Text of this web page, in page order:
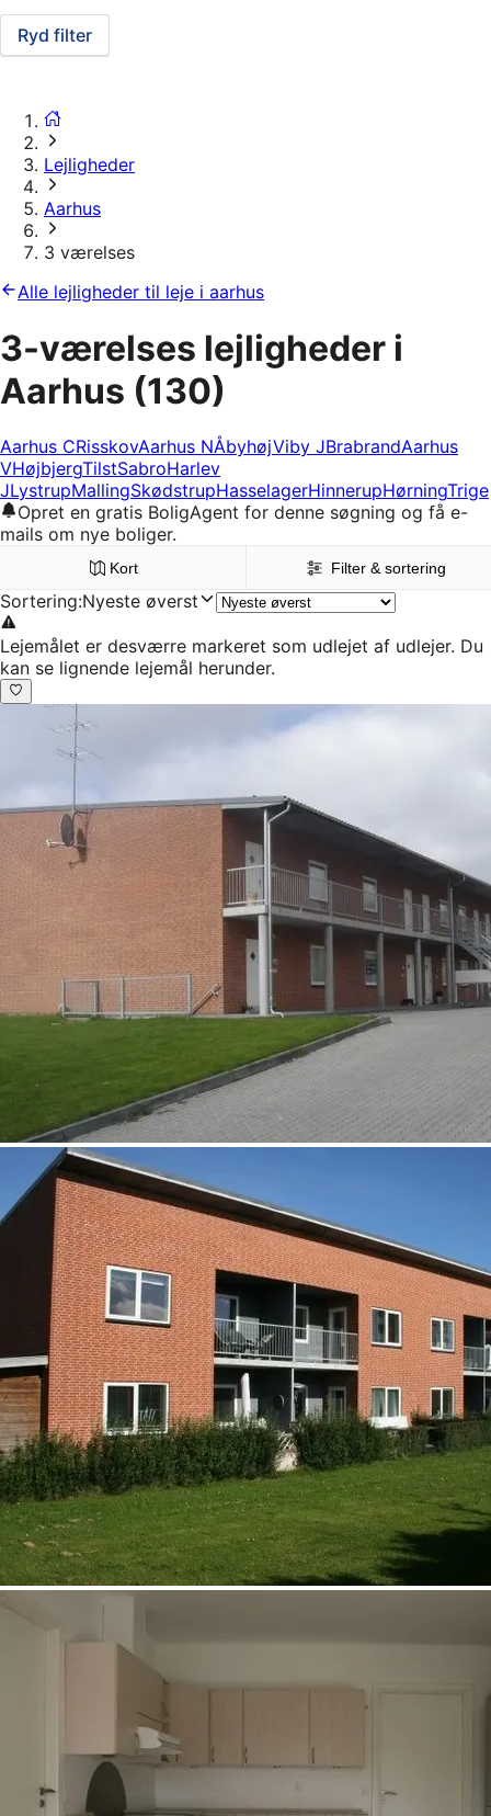
Ryd filter
Lejligheder
Aarhus
3 værelses
Alle lejligheder til leje i aarhus
3-værelses lejligheder i
Aarhus (130)
Aarhus CRisskovAarhus NÅbyhøjViby JBrabrandAarhus
VHøjbjergTilstSabroHarlev
JLystrupMallingSkødstrupHasselagerHinnerupHørningTrige
Opret en gratis BoligAgent for denne søgning og få e-
mails om nye boliger.
Kort Filter & sortering
Sortering:Nyeste øverst
Lejemålet er desværre markeret som udlejet af udlejer. Du
kan se lignende lejemål herunder.